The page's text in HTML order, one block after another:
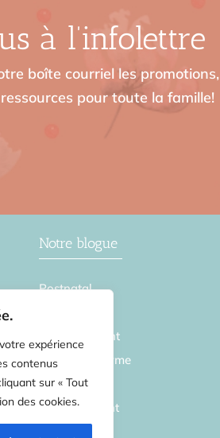
expérience
contenus
sur « Tout
des cookies.
à l’infolettre
boîte courriel les promotions,
pour toute la famille!
Notre blogue
Postnatal
Accouchement
Remise en forme
Stress
Second parent